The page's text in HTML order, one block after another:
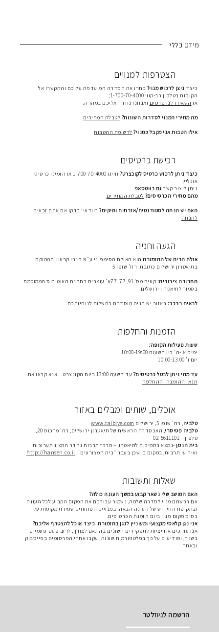
מידע כללי
הצטרפות למנויים
כיצד ניצן לרכוש מנוי? בחרו את הסדרה המועדפת עליכם והתקשרו אל
הקופות בטלפון רב-קווי 1-700-70-4000;
או השאירו לנו פרטים ואנחנו נחזור אליכם במהרה.
מה מחירי המנוי לסדרות השונות? לטבלת המחירים
אילו הטבות אני מקבל כמנוי? לרשימת ההטבות
רכישת כרטיסים
כיצד ניתן לרכוש כרטיס לקונצרט?
חייגו 1-700-70-4000 או הזמינו כרטיס
אונליין
ניתן ליצור קשר גם בווטסאפ
מהם מחירי הכרטיסים? לטבלת המחירים
האם יש הנחה לסטודנטים/אזרחים ותיקים? בוודאי! בדקו אם אתם זכאים
להנחה
הגעה וחניה
אולם הבית של התזמורת הוא האולם הסימפוני ע"ש הנרי קראון, הממוקם
בתיאטרון ירושלים כתובת: רח' שופן 5
תחבורה ציבורית:
קווים מס׳ 91, 77, 77א' עוצרים בתחנת האוטובוס הממוקמת
בסמוך לתיאטרון ירושלים.
לבאים ברכב: באזור יש חניה מוסדרת בתשלום לנוחיותכם.
הזמנות והחלפות
שעות פעילות הקופה:
ימים א'-ה' בין השעות 10:00-19:00
יום ו' 10:00-13:00
עד מתי ניתן לבטל כרטיסים? עד השעה 13:00 ביום הקונצרט. אנא קראו את
תנאי ההזמנה וההחלפה
אוכלים, שותים ומבלים באזור
טלביה, רח' שופן 5, ירושלים
www.talbiye.com
טלביה פטיסרי
, האכסדרה הראשית של תיאטרון ירושלים, רח' מרכוס 20,
טלפון – 02-5611101
בית הנסן -נמצא בסמיכות לתיאטרון – מרכז תרבות נהדר המציג תערוכות
ואירועי תרבות, במקום בו שכן בעבר "בית המצורעים". http://hansen.co.il
שאלות ותשובות
האם המושב שלי נשאר קבוע במשך העונה כולה?
אם רכשתם מנוי לסדרה שלמה, נשמור עבורכם את המקום הקבוע לכל העונה
ובתקופת החידוש של העונה הבאה. במנויים הפתוחים שמירת מקומות על
בסיס מקום פנוי ביום הזמנת הכרטיסים.
אני נגן קלאסי מקצועי ומעוניין לנגן בתזמורת. כיצד אוכל להצטרף אליכם?
אנו עורכים אודיציות לתפקידים השונים בהתאם לצורך, לרוב פעם-פעמיים
בשנה, ומודיעים על כך בפלטפורמות שונות. עקבו אחרי הפרסומים בפייסבוק
ובאתר
הרשמה לניוזלטר